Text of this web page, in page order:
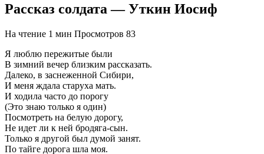
Рассказ солдата — Уткин Иосиф
На чтение 1 мин Просмотров 83
Я люблю пережитые были
В зимний вечер близким рассказать.
Далеко, в заснеженной Сибири,
И меня ждала старуха мать.
И ходила часто до порогу
(Это знаю только я один)
Посмотреть на белую дорогу,
Не идет ли к ней бродяга-сын.
Только я другой был думой занят.
По тайге дорога шла моя.